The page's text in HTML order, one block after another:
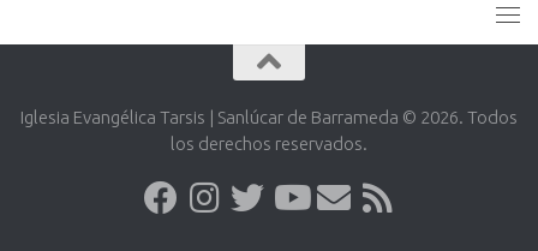
Iglesia Evangélica Tarsis | Sanlúcar de Barrameda © 2026. Todos
los derechos reservados.